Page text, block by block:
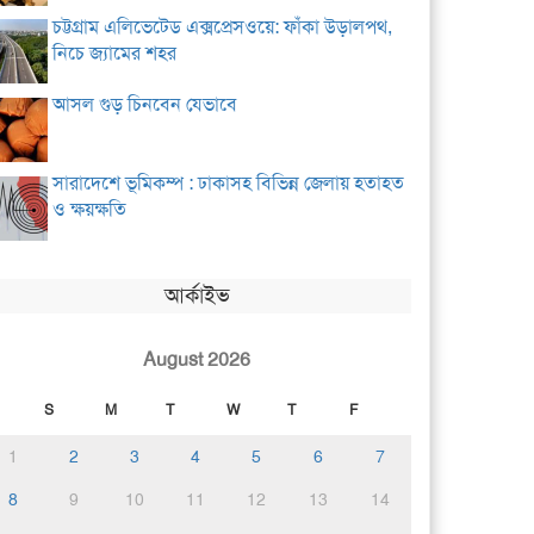
চট্টগ্রাম এলিভেটেড এক্সপ্রেসওয়ে: ফাঁকা উড়ালপথ,
নিচে জ্যামের শহর
আসল গুড় চিনবেন যেভাবে
সারাদেশে ভূমিকম্প : ঢাকাসহ বিভিন্ন জেলায় হতাহত
ও ক্ষয়ক্ষতি
আর্কাইভ
August 2026
S M T W T F
1 2 3 4 5 6
7
8
9 10 11 12 13
14